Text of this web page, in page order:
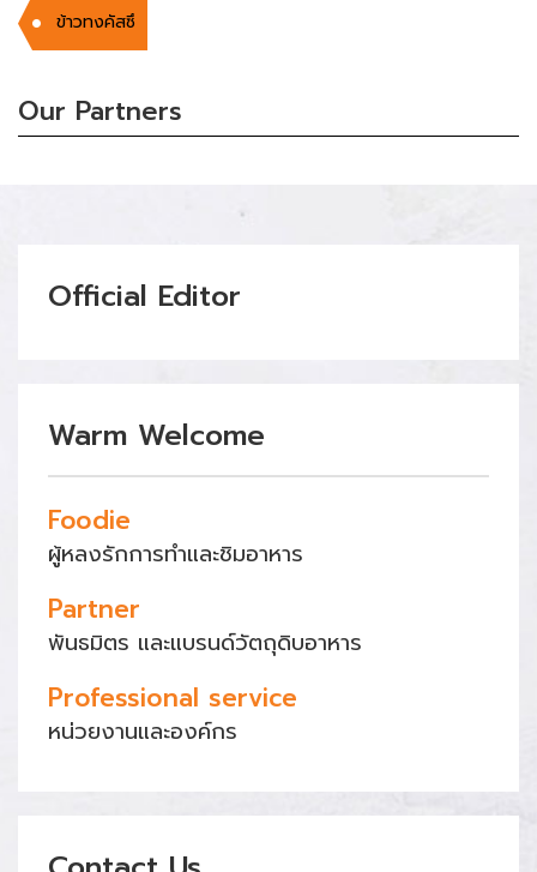
ข้าวทงคัสซึ
Our Partners
Official Editor
Warm Welcome
Foodie
ผู้หลงรักการทำและชิมอาหาร
Partner
พันธมิตร และแบรนด์วัตถุดิบอาหาร
Professional service
หน่วยงานและองค์กร